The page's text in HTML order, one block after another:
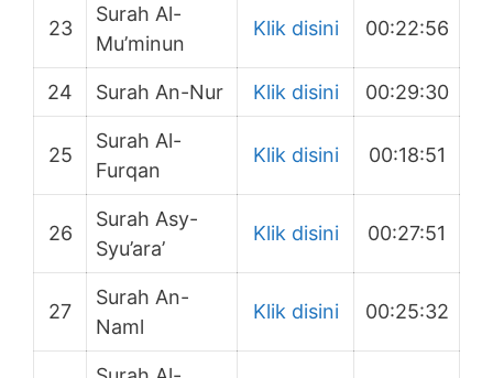
23
Surah Al-
Mu’minun
Klik disini 00:22:56
24 Surah An-Nur Klik disini 00:29:30
25
Surah Al-
Furqan
Klik disini 00:18:51
26
Surah Asy-
Syu’ara’
Klik disini 00:27:51
27
Surah An-
Naml
Klik disini 00:25:32